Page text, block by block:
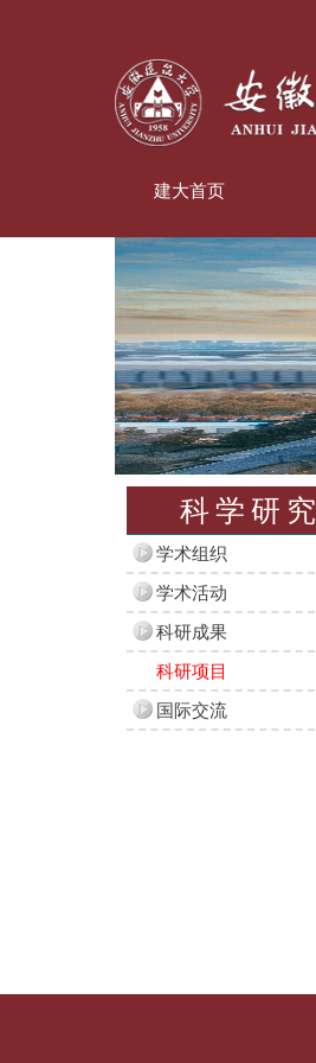
建大首页
科学研究
学术组织
学术活动
科研成果
科研项目
国际交流